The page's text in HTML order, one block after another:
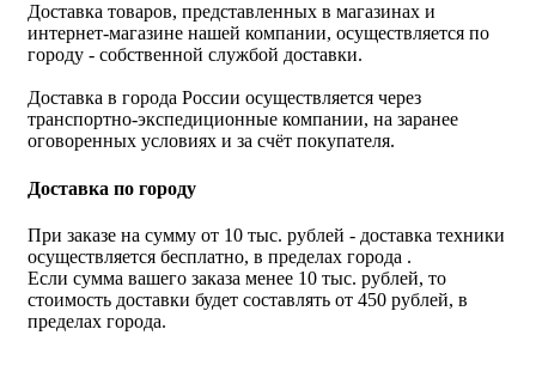
Доставка товаров, представленных в магазинах и
интернет-магазине нашей компании, осуществляется по
городу - собственной службой доставки.
Доставка в города России осуществляется через
транспортно-экспедиционные компании, на заранее
оговоренных условиях и за счёт покупателя.
Доставка по городу
При заказе на сумму от 10 тыс. рублей - доставка техники
осуществляется бесплатно, в пределах города .
Если сумма вашего заказа менее 10 тыс. рублей, то
стоимость доставки будет составлять от 450 рублей, в
пределах города.